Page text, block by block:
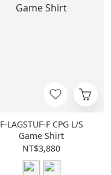
F-LAGSTUF-F CPG L/S
Game Shirt
NT$3,880